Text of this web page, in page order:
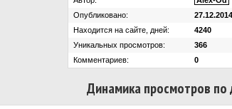
Опубликовано:
Находится на сайте, дней:
4240
Уникальных просмотров:
366
Комментариев:
0
Динамика просмотров по